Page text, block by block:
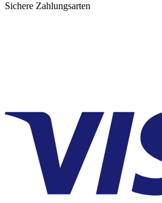
Sichere Zahlungsarten